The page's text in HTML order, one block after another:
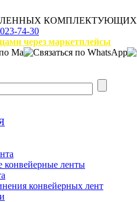
КОМПЛЕКТУЮЩИХ
74-30
через маркетплейсы
конвейерные ленты
конвейерных лент